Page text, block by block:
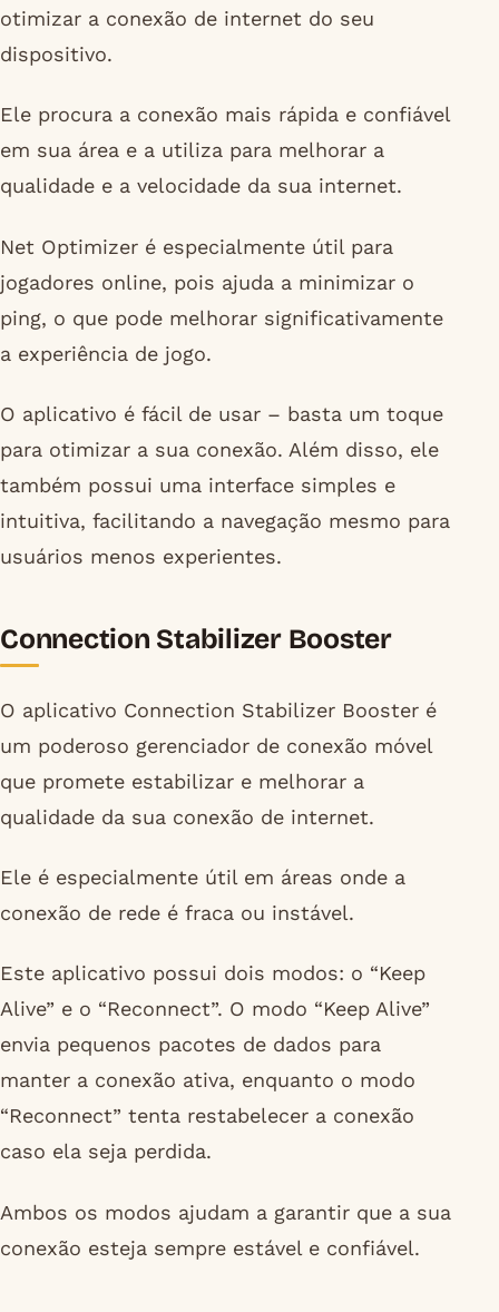
otimizar a conexão de internet do seu
dispositivo.
Ele procura a conexão mais rápida e confiável
em sua área e a utiliza para melhorar a
qualidade e a velocidade da sua internet.
Net Optimizer é especialmente útil para
jogadores online, pois ajuda a minimizar o
ping, o que pode melhorar significativamente
a experiência de jogo.
O aplicativo é fácil de usar – basta um toque
para otimizar a sua conexão. Além disso, ele
também possui uma interface simples e
intuitiva, facilitando a navegação mesmo para
usuários menos experientes.
Connection Stabilizer Booster
O aplicativo Connection Stabilizer Booster é
um poderoso gerenciador de conexão móvel
que promete estabilizar e melhorar a
qualidade da sua conexão de internet.
Ele é especialmente útil em áreas onde a
conexão de rede é fraca ou instável.
Este aplicativo possui dois modos: o “Keep
Alive” e o “Reconnect”. O modo “Keep Alive”
envia pequenos pacotes de dados para
manter a conexão ativa, enquanto o modo
“Reconnect” tenta restabelecer a conexão
caso ela seja perdida.
Ambos os modos ajudam a garantir que a sua
conexão esteja sempre estável e confiável.